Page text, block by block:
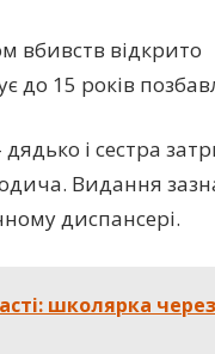
вбивств відкрито
до 15 років
і сестра
Видання
диспансері.
школярка